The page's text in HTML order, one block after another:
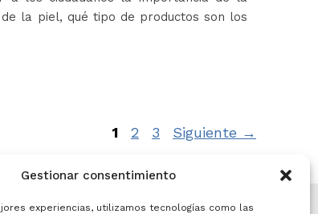
Gestionar consentimiento
experiencias, utilizamos tecnologías como las
la piel, qué tipo de productos son los
Página
1 Página
2 Página
3 Siguiente →